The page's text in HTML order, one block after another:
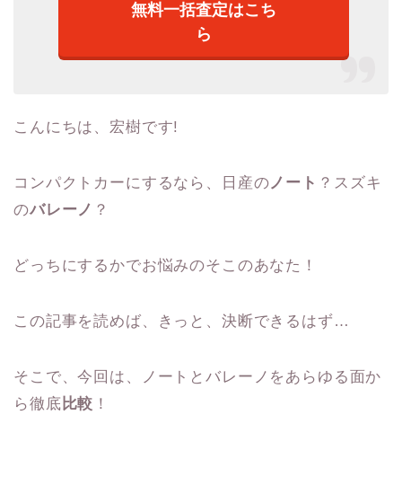
無料一括査定はこち
ら
こんにちは、宏樹です!
コンパクトカーにするなら、日産の ノート ？スズキ
のバレーノ ？
どっちにするかでお悩みのそこのあなた！
この記事を読めば、きっと、決断できるはず…
そこで、今回は、ノートとバレーノをあらゆる面か
ら徹底 比較 ！